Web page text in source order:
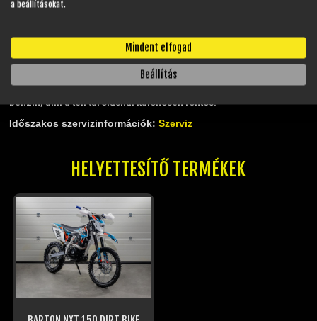
Tisztább égésnek köszönhetően a károsanyag-kibocsátást
Csökkentheti a motorban lévő lerakódásokat és
benzin, ami a téli tárolásnál különösen fontos.
Időszakos szervizinformációk: Szerviz
HELYETTESÍTŐ TERMÉKEK
a beállításokat.
Mindent elfogad
Beállítás